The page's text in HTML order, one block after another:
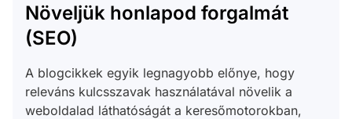
Növeljük honlapod forgalmát
(SEO)
A blogcikkek egyik legnagyobb előnye, hogy
releváns kulcsszavak használatával növelik a
weboldalad láthatóságát a keresőmotorokban,